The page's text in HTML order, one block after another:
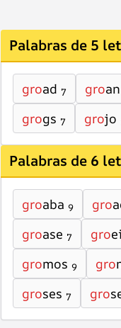
Palabras de 5
groad 7 groan
grogs 7 grojo
Palabras de 6
groaba 9 gro
groase 7 gro
gromos 9 gro
groses 7 gro